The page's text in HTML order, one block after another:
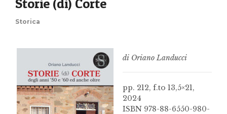
Storica
di Oriano Landucci
pp. 212, f.to 13,5×21,
2024
ISBN 978-88-6550-980-